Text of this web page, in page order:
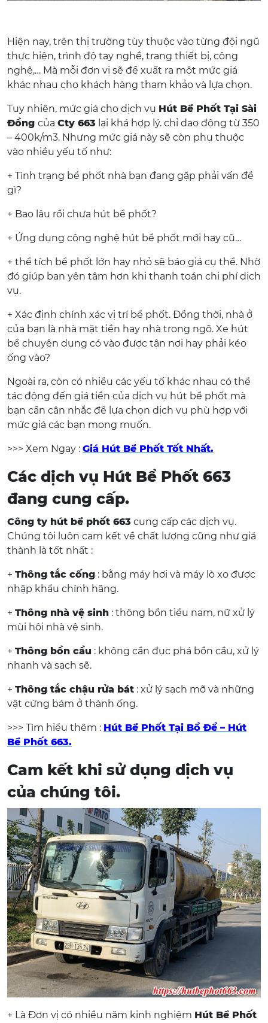
Hiện nay, trên thị trường tùy thuộc vào từng đội ngũ
thực hiện, trình độ tay nghề, trang thiết bị, công
nghệ,… Mà mỗi đơn vị sẽ đề xuất ra một mức giá
khác nhau cho khách hàng tham khảo và lựa chọn.
Tuy nhiên, mức giá cho dịch vụ Hút Bể Phốt Tại Sài
Đồng của Cty 663 lại khá hợp lý. chỉ dao động từ 350
– 400k/m3. Nhưng mức giá này sẽ còn phụ thuộc
vào nhiều yếu tố như:
+ Tình trạng bể phốt nhà bạn đang gặp phải vấn đề
gì?
+ Bao lâu rồi chưa hút bể phốt?
+ Ứng dụng công nghệ hút bể phốt mới hay cũ…
+ thể tích bể phốt lớn hay nhỏ sẽ báo giá cụ thể. Nhờ
đó giúp bạn yên tâm hơn khi thanh toán chi phí dịch
vụ.
+ Xác định chính xác vị trí bể phốt. Đồng thời, nhà ở
của bạn là nhà mặt tiền hay nhà trong ngõ. Xe hút
bể chuyên dụng có vào được tận nơi hay phải kéo
ống vào?
Ngoài ra, còn có nhiều các yếu tố khác nhau có thể
tác động đến giá tiền của dịch vụ hút bể phốt mà
bạn cần cân nhắc để lựa chọn dịch vụ phù hợp với
mức giá các bạn mong muốn.
>>> Xem Ngay : Giá Hút Bể Phốt Tốt Nhất.
Các dịch vụ Hút Bể Phốt 663
đang cung cấp.
Công ty hút bể phốt 663 cung cấp các dịch vụ.
Chúng tôi luôn cam kết về chất lượng cũng như giá
thành là tốt nhất :
+ Thông tắc cống : bằng máy hơi và máy lò xo được
nhập khẩu chính hãng.
+ Thông nhà vệ sinh : thông bồn tiểu nam, nữ xử lý
mùi hôi nhà vệ sinh.
+ Thông bồn cầu : không cần đục phá bồn cầu, xử lý
nhanh và sạch sẽ.
+ Thông tắc chậu rửa bát : xử lý sạch mỡ và những
vật cứng bám ở thành ống.
>>> Tìm hiểu thêm : Hút Bể Phốt Tại Bồ Đề – Hút
Bể Phốt 663.
Cam kết khi sử dụng dịch vụ
của chúng tôi.
+ Là Đơn vị có nhiều năm kinh nghiệm Hút Bể Phốt